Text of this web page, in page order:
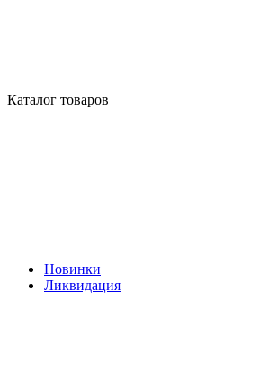
Каталог товаров
Новинки
Ликвидация